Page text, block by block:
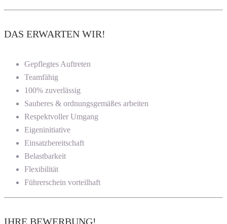
DAS ERWARTEN WIR!
Gepflegtes Auftreten
Teamfähig
100% zuverlässig
Sauberes & ordnungsgemäßes arbeiten
Respektvoller Umgang
Eigeninitiative
Einsatzbereitschaft
Belastbarkeit
Flexibilität
Führerschein vorteilhaft
IHRE BEWERBUNG!